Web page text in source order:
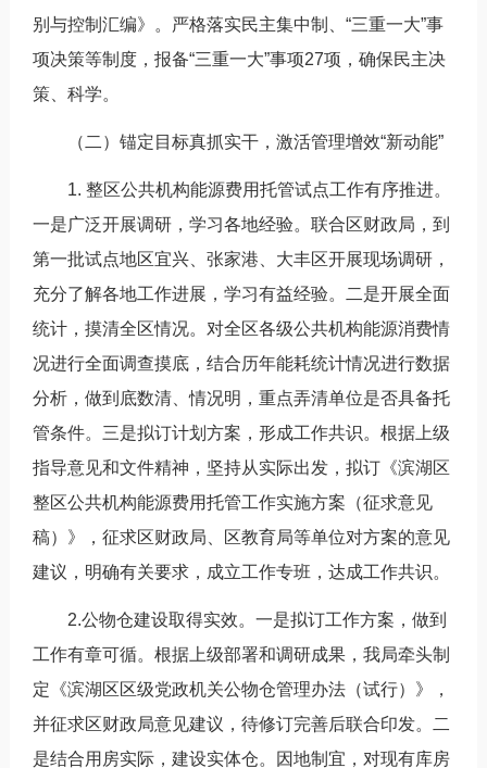
别与控制汇编》。严格落实民主集中制、“三重一大”事
项决策等制度，报备“三重一大”事项27项，确保民主决
策、科学。
（二）锚定目标真抓实干，激活管理增效“新动能”
1. 整区公共机构能源费用托管试点工作有序推进。
一是广泛开展调研，学习各地经验。联合区财政局，到
第一批试点地区宜兴、张家港、大丰区开展现场调研，
充分了解各地工作进展，学习有益经验。二是开展全面
统计，摸清全区情况。对全区各级公共机构能源消费情
况进行全面调查摸底，结合历年能耗统计情况进行数据
分析，做到底数清、情况明，重点弄清单位是否具备托
管条件。三是拟订计划方案，形成工作共识。根据上级
指导意见和文件精神，坚持从实际出发，拟订《滨湖区
整区公共机构能源费用托管工作实施方案（征求意见
稿）》，征求区财政局、区教育局等单位对方案的意见
建议，明确有关要求，成立工作专班，达成工作共识。
2.公物仓建设取得实效。一是拟订工作方案，做到
工作有章可循。根据上级部署和调研成果，我局牵头制
定《滨湖区区级党政机关公物仓管理办法（试行）》，
并征求区财政局意见建议，待修订完善后联合印发。二
是结合用房实际，建设实体仓。因地制宜，对现有库房